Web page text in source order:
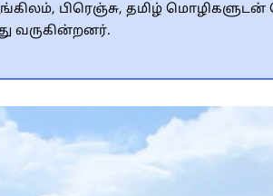
பிரெஞ்சு, தமிழ்
வருகின்றனர்.